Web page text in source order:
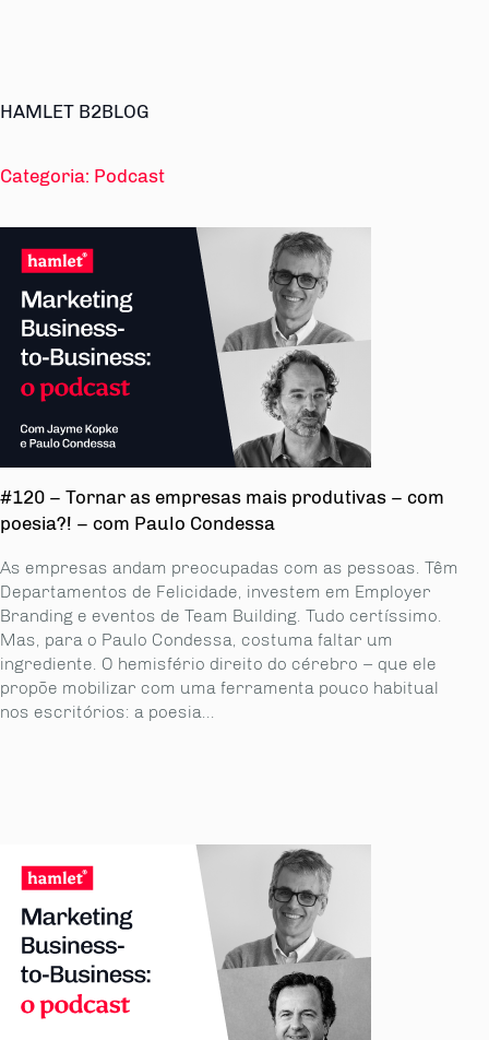
HAMLET B2BLOG
Categoria: Podcast
#120 – Tornar as empresas mais produtivas – com
poesia?! – com Paulo Condessa
As empresas andam preocupadas com as pessoas. Têm
Departamentos de Felicidade, investem em Employer
Branding e eventos de Team Building. Tudo certíssimo.
Mas, para o Paulo Condessa, costuma faltar um
ingrediente. O hemisfério direito do cérebro – que ele
propõe mobilizar com uma ferramenta pouco habitual
nos escritórios: a poesia...